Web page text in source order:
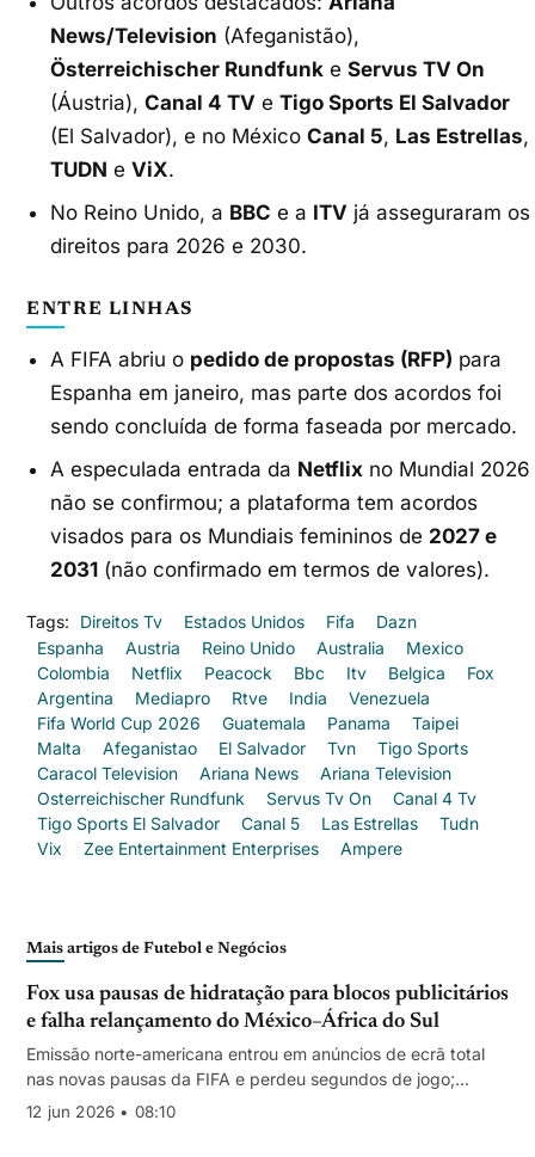
News/Television (Afeganistão),
Österreichischer Rundfunk eServus TV On
(Áustria),Canal 4 TV eTigo Sports El Salvador
(El Salvador), e no MéxicoCanal 5, Las Estrellas,
TUDN eViX.
No Reino Unido, a BBC e a ITV já asseguraram os
direitos para 2026 e 2030.
ENTRE LINHAS
A FIFA abriu o pedido de propostas (RFP) para
Espanha em janeiro, mas parte dos acordos foi
sendo concluída de forma faseada por mercado.
A especulada entrada da Netflix no Mundial 2026
não se confirmou; a plataforma tem acordos
visados para os Mundiais femininos de 2027 e
2031 (não confirmado em termos de valores).
Tags: Direitos Tv Estados Unidos Fifa
Dazn
Espanha
Austria Reino Unido Australia
Mexico
Colombia
Netflix Peacock Bbc Itv Belgica
Fox
Argentina
Mediapro Rtve India
Venezuela
Fifa World Cup 2026
Guatemala Panama
Taipei
Malta
Afeganistao El Salvador Tvn
Tigo Sports
Caracol Television
Ariana News
Ariana Television
Osterreichischer Rundfunk
Servus Tv On
Canal 4 Tv
Tigo Sports El Salvador
Canal 5 Las Estrellas
Tudn
Vix
Zee Entertainment Enterprises Ampere
Mais artigos de Futebol e Negócios
Fox usa pausas de hidratação para blocos publicitários
e falha relançamento do México–África do Sul
Emissão norte-americana entrou em anúncios de ecrã total
nas novas pausas da FIFA e perdeu segundos de jogo;
Telemundo manteve jogo em ecrã com publicidade lateral.
12 jun 2026 • 08:10